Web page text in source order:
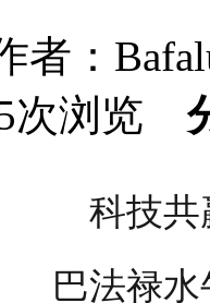
：
次浏览
科技共
巴法禄